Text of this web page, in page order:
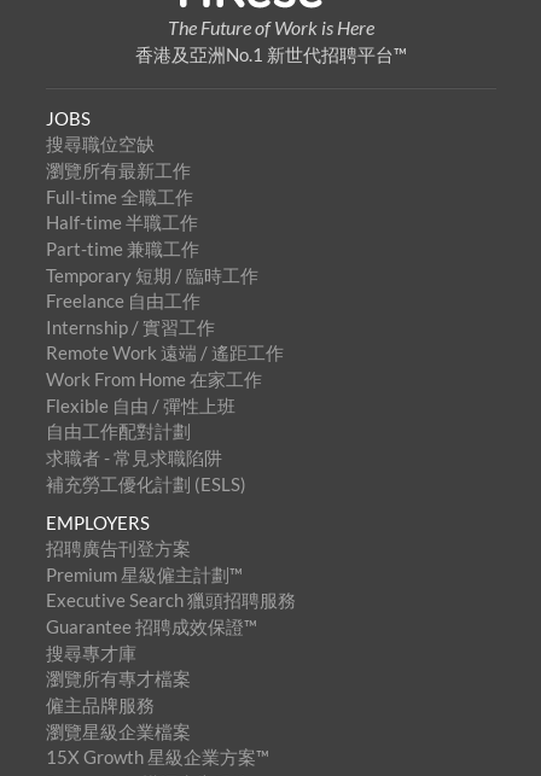
The Future of Work is Here
香港及亞洲No.1 新世代招聘平台™
JOBS
搜尋職位空缺
瀏覽所有最新工作
Full-time 全職工作
Half-time 半職工作
Part-time 兼職工作
Temporary 短期 / 臨時工作
Freelance 自由工作
Internship / 實習工作
Remote Work 遠端 / 遙距工作
Work From Home 在家工作
Flexible 自由 / 彈性上班
自由工作配對計劃
求職者 - 常見求職陷阱
補充勞工優化計劃 (ESLS)
EMPLOYERS
招聘廣告刊登方案
Premium 星級僱主計劃™
Executive Search 獵頭招聘服務
Guarantee 招聘成效保證™
搜尋專才庫
瀏覽所有專才檔案
僱主品牌服務
瀏覽星級企業檔案
15X Growth 星級企業方案™